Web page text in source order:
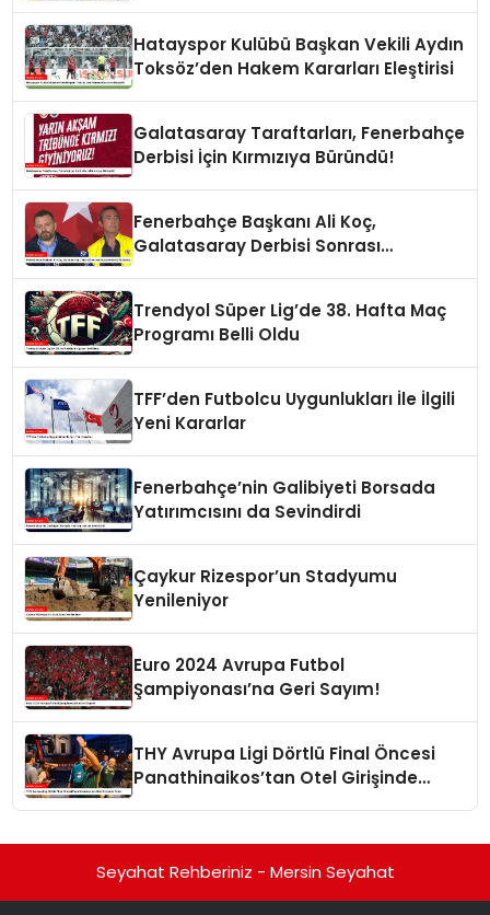
Hatayspor Kulübü Başkan Vekili Aydın
Toksöz’den Hakem Kararları Eleştirisi
Galatasaray Taraftarları, Fenerbahçe
Derbisi İçin Kırmızıya Büründü!
Fenerbahçe Başkanı Ali Koç,
Galatasaray Derbisi Sonrası
Trendyol Süper Lig’de 38. Hafta Maç
Programı Belli Oldu
TFF’den Futbolcu Uygunlukları İle İlgili
Yeni Kararlar
Fenerbahçe’nin Galibiyeti Borsada
Yatırımcısını da Sevindirdi
Çaykur Rizespor’un Stadyumu
Yenileniyor
Euro 2024 Avrupa Futbol
Şampiyonası’na Geri Sayım!
THY Avrupa Ligi Dörtlü Final Öncesi
Panathinaikos’tan Otel Girişinde
Seyahat Rehberiniz - Mersin Seyahat